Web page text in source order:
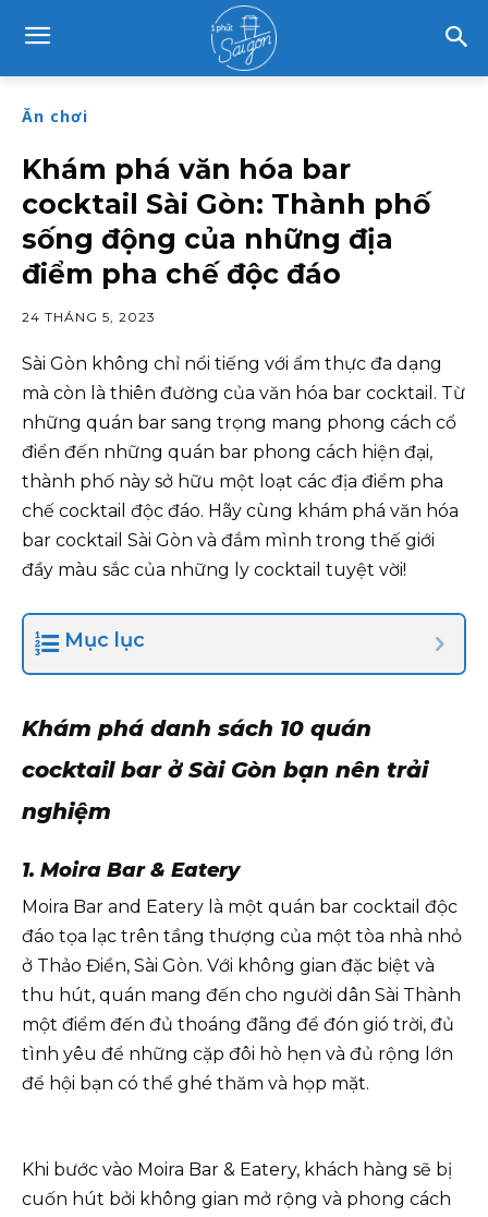
Ăn chơi
Khám phá văn hóa bar
cocktail Sài Gòn: Thành phố
sống động của những địa
điểm pha chế độc đáo
24 THÁNG 5, 2023
Sài Gòn không chỉ nổi tiếng với ẩm thực đa dạng
mà còn là thiên đường của văn hóa bar cocktail. Từ
những quán bar sang trọng mang phong cách cổ
điển đến những quán bar phong cách hiện đại,
thành phố này sở hữu một loạt các địa điểm pha
chế cocktail độc đáo. Hãy cùng khám phá văn hóa
bar cocktail Sài Gòn và đắm mình trong thế giới
đầy màu sắc của những ly cocktail tuyệt vời!
Mục lục
Khám phá danh sách 10 quán
cocktail bar ở Sài Gòn bạn nên trải
nghiệm
1. Moira Bar & Eatery
Moira Bar and Eatery là một quán bar cocktail độc
đáo tọa lạc trên tầng thượng của một tòa nhà nhỏ
ở Thảo Điền, Sài Gòn. Với không gian đặc biệt và
thu hút, quán mang đến cho người dân Sài Thành
một điểm đến đủ thoáng đãng để đón gió trời, đủ
tình yêu để những cặp đôi hò hẹn và đủ rộng lớn
để hội bạn có thể ghé thăm và họp mặt.
Khi bước vào Moira Bar & Eatery, khách hàng sẽ bị
cuốn hút bởi không gian mở rộng và phong cách